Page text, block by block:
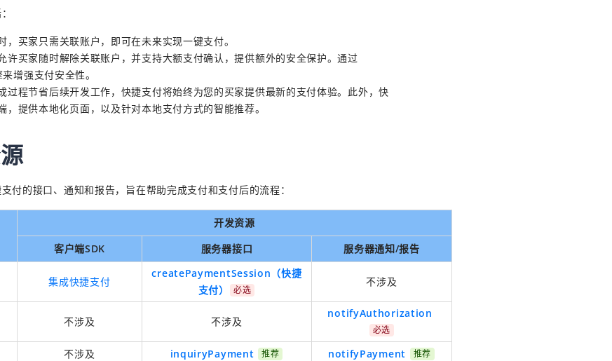
，买家只需关联账户，即可在未来实现一键支付。
许买家随时解除关联账户，并支持大额支付确认，提供额外的安全保护。通过
增强支付安全性。
过程节省后续开发工作，快捷支付将始终为您的买家提供最新的支付体验。此外，快
，提供本地化页面，以及针对本地支付方式的智能推荐。
付的接口、通知和报告，旨在帮助完成支付和支付后的流程：
开发资源
客户端SDK
服务器接口 服务器通知/报告
集成快捷支付
createPaymentSession（快捷
支付）
必选
不涉及
不涉及 不涉及
notifyAuthorization
必选
不涉及 inquiryPayment 推荐 notifyPayment 推荐